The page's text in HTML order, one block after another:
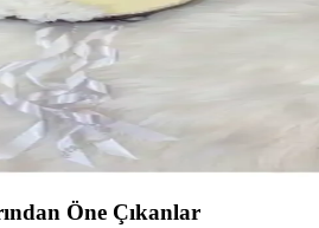
Lacivert ve ZEYMERADE'nin
Tefi: Düğün ve Özel
özel günlerinizde kullanabileceğiniz
Öne Çıkanlar